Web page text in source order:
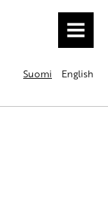
MENU
Suomi
English